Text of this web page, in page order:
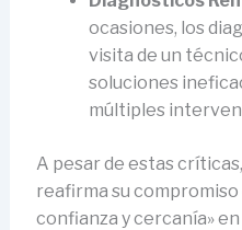
ocasiones, los
visita de un
soluciones
múltiples
A pesar de estas
reafirma su compromiso
confianza y cercanía»